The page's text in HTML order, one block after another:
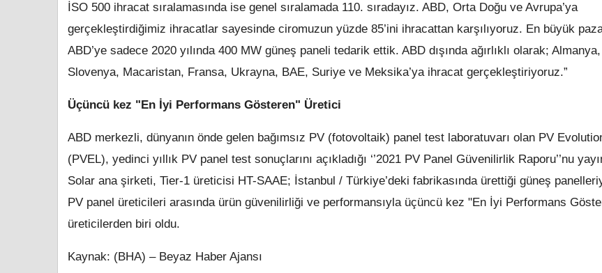
İSO 500 ihracat sıralamasında ise genel sıralamada 110. sıradayız. ABD, Orta Doğu ve Avrupa’ya
gerçekleştirdiğimiz ihracatlar sayesinde ciromuzun yüzde 85’ini ihracattan karşılıyoruz. En büyük
ABD’ye sadece 2020 yılında 400 MW güneş paneli tedarik ettik. ABD dışında ağırlıklı olarak;
Slovenya, Macaristan, Fransa, Ukrayna, BAE, Suriye ve Meksika’ya ihracat gerçekleştiriyoruz.”
Üçüncü kez "En İyi Performans Gösteren" Üretici
ABD merkezli, dünyanın önde gelen bağımsız PV (fotovoltaik) panel test laboratuvarı olan PV
(PVEL), yedinci yıllık PV panel test sonuçlarını açıkladığı ‘’2021 PV Panel Güvenilirlik Raporu’’nu
Solar ana şirketi, Tier-1 üreticisi HT-SAAE; İstanbul / Türkiye’deki fabrikasında ürettiği güneş
PV panel üreticileri arasında ürün güvenilirliği ve performansıyla üçüncü kez "En İyi Performans
üreticilerden biri oldu.
Kaynak: (BHA) – Beyaz Haber Ajansı